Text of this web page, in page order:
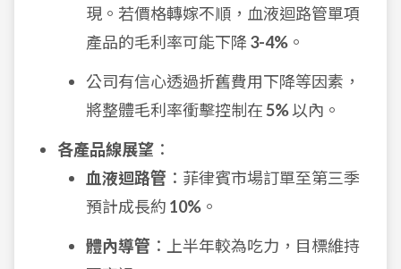
現。若價格轉嫁不順，血液迴路管單項
產品的毛利率可能下降 3-4% 。
公司有信心透過折舊費用下降等因素，
將整體毛利率衝擊控制在5%以內。
各產品線展望 ：
血液迴路管 ：菲律賓市場訂單至第三季
預計成長約 10% 。
體內導管 ：上半年較為吃力，目標維持